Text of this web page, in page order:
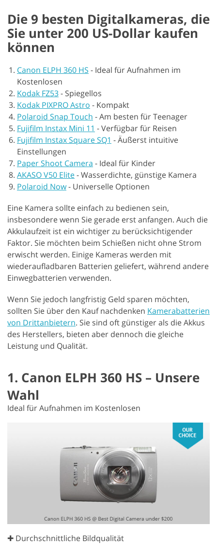
Die 9 besten Digitalkameras, die
Sie unter 200 US-Dollar kaufen
können
Canon ELPH 360 HS - Ideal für Aufnahmen im
Kostenlosen
Kodak FZ53- Spiegellos
Kodak PIXPRO Astro - Kompakt
Polaroid Snap Touch -Am besten für Teenager
Fujifilm Instax Mini 11 -Verfügbar für Reisen
Fujifilm Instax Square SQ1 -Äußerst intuitive
Einstellungen
Paper Shoot Camera - Ideal für Kinder
AKASO V50 Elite-Wasserdichte, günstige Kamera
Polaroid Now- Universelle Optionen
Eine Kamera sollte einfach zu bedienen sein,
insbesondere wenn Sie gerade erst anfangen. Auch die
Akkulaufzeit ist ein wichtiger zu berücksichtigender
Faktor. Sie möchten beim Schießen nicht ohne Strom
erwischt werden. Einige Kameras werden mit
wiederaufladbaren Batterien geliefert, während andere
Einwegbatterien verwenden.
Wenn Sie jedoch langfristig Geld sparen möchten,
sollten Sie über den Kauf nachdenken Kamerabatterien
von Drittanbietern. Sie sind oft günstiger als die Akkus
des Herstellers, bieten aber dennoch die gleiche
Leistung und Qualität.
1. Canon ELPH 360 HS – Unsere
Wahl
Ideal für Aufnahmen im Kostenlosen
✚ Durchschnittliche Bildqualität